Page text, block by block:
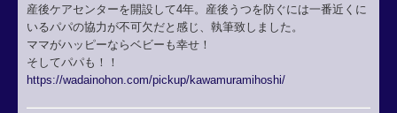
産後ケアセンターを開設して4年。産後うつを防ぐには一番近くに
いるパパの協力が不可欠だと感じ、執筆致しました。
ママがハッピーならベビーも幸せ！
そしてパパも！！
https://wadainohon.com/pickup/kawamuramihoshi/